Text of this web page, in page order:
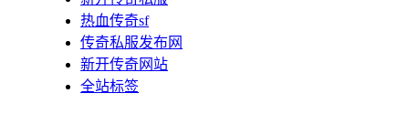
热血传奇sf
传奇私服发布网
新开传奇网站
全站标签